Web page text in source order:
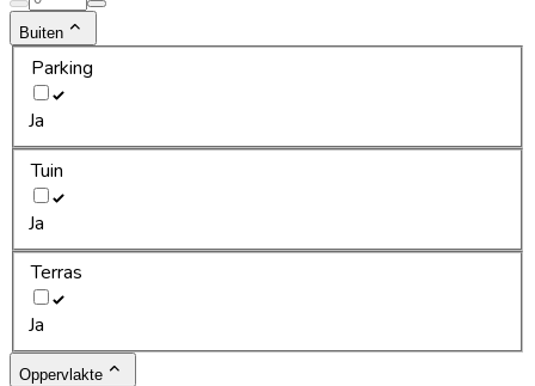
Buiten
Parking
Ja
Tuin
Ja
Terras
Ja
Oppervlakte